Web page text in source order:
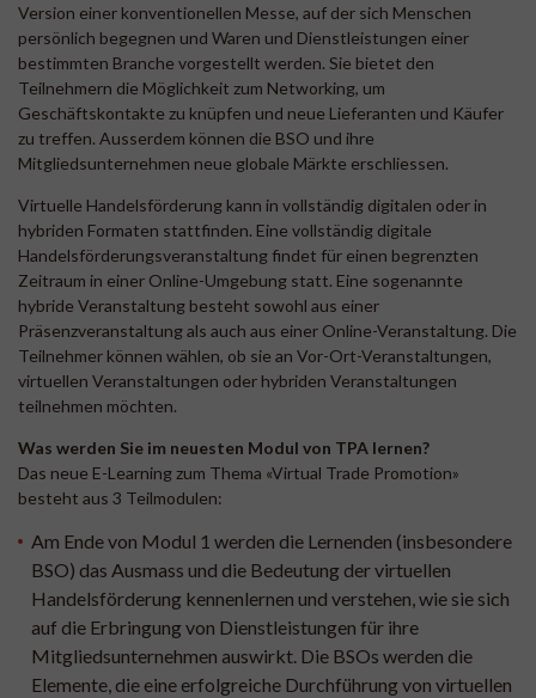
Version einer konventionellen Messe, auf der sich Menschen
persönlich begegnen und Waren und Dienstleistungen einer
bestimmten Branche vorgestellt werden. Sie bietet den
Teilnehmern die Möglichkeit zum Networking, um
Geschäftskontakte zu knüpfen und neue Lieferanten und Käufer
zu treffen. Ausserdem können die BSO und ihre
Mitgliedsunternehmen neue globale Märkte erschliessen.
Virtuelle Handelsförderung kann in vollständig digitalen oder in
hybriden Formaten stattfinden. Eine vollständig digitale
Handelsförderungsveranstaltung findet für einen begrenzten
Zeitraum in einer Online-Umgebung statt. Eine sogenannte
hybride Veranstaltung besteht sowohl aus einer
Präsenzveranstaltung als auch aus einer Online-Veranstaltung. Die
Teilnehmer können wählen, ob sie an Vor-Ort-Veranstaltungen,
virtuellen Veranstaltungen oder hybriden Veranstaltungen
teilnehmen möchten.
Was werden Sie im neuesten Modul von TPA lernen?
Das neue E-Learning zum Thema «Virtual Trade Promotion»
besteht aus 3 Teilmodulen:
Am Ende von Modul 1 werden die Lernenden (insbesondere
BSO) das Ausmass und die Bedeutung der virtuellen
Handelsförderung kennenlernen und verstehen, wie sie sich
auf die Erbringung von Dienstleistungen für ihre
Mitgliedsunternehmen auswirkt. Die BSOs werden die
Elemente, die eine erfolgreiche Durchführung von virtuellen